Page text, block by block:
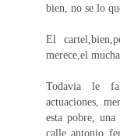
bien, no se lo
El
merece,el
Todavia le
actuaciones,
esta pobre,
calle antonio